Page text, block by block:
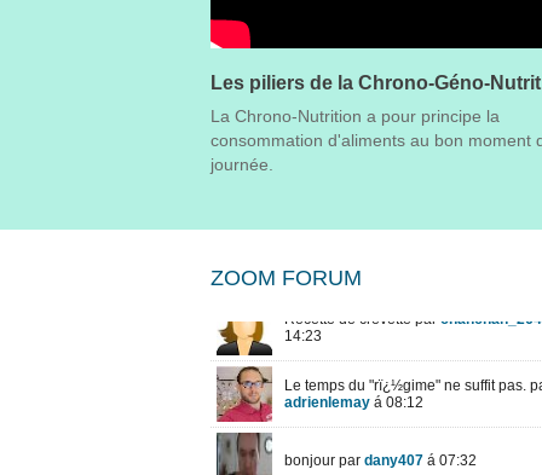
Les piliers de la Chrono-Géno-
La Chrono-Nutrition a pour principe la
consommation d'aliments au bon moment
journée.
ZOOM FORUM